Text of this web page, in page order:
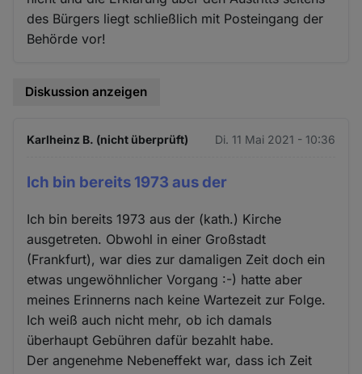
des Bürgers liegt schließlich mit Posteingang der
Behörde vor!
Diskussion anzeigen
Karlheinz B. (nicht überprüft) Di. 11 Mai 2021 - 10:36
Ich bin bereits 1973 aus der
Ich bin bereits 1973 aus der (kath.) Kirche
ausgetreten. Obwohl in einer Großstadt
(Frankfurt), war dies zur damaligen Zeit doch ein
etwas ungewöhnlicher Vorgang :-) hatte aber
meines Erinnerns nach keine Wartezeit zur Folge.
Ich weiß auch nicht mehr, ob ich damals
überhaupt Gebühren dafür bezahlt habe.
Der angenehme Nebeneffekt war, dass ich Zeit